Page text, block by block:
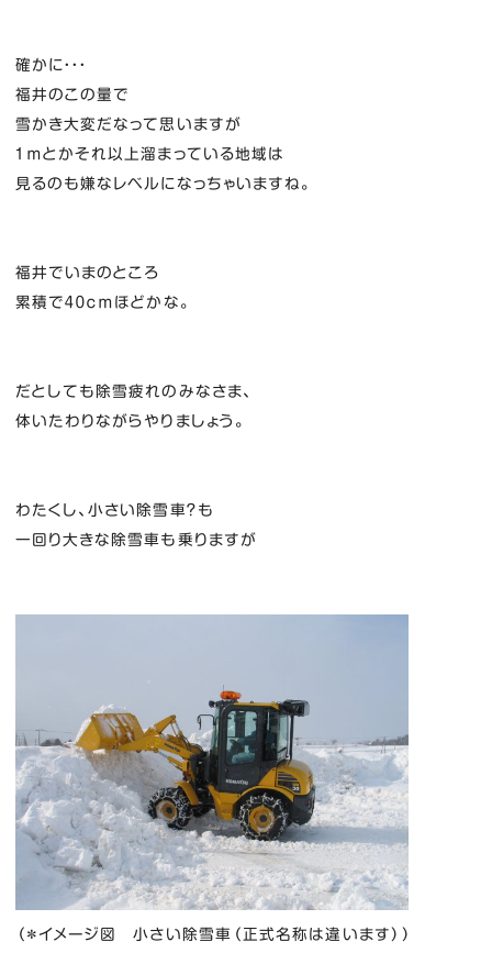
確かに・・・
福井のこの量で
雪かき大変だなって思いますが
１ｍとかそれ以上溜まっている地域は
見るのも嫌なレベルになっちゃいますね。
福井でいまのところ
累積で４０ｃｍほどかな。
だとしても除雪疲れのみなさま、
体いたわりながらやりましょう。
わたくし、小さい除雪車？も
一回り大きな除雪車も乗りますが
（＊イメージ図 小さい除雪車（正式名称は違います））